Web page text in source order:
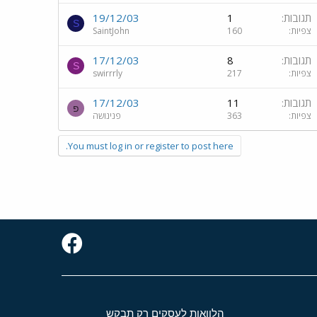
תגובות 1
צפיות 160
19/12/03
SaintJohn
S
תגובות 8
צפיות 217
17/12/03
swirrrly
S
תגובות 11
צפיות 363
17/12/03
פנינושה
פ
You must log in or register to post here.
הלוואות לעסקים רק תבקש